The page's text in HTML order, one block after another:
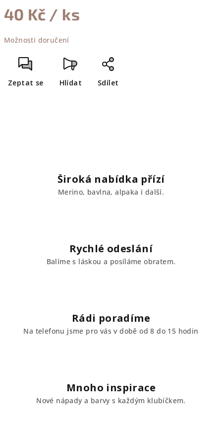
40 Kč / ks
cena:
Možnosti doručení
Zeptat se Hlídat Sdílet
Široká nabídka přízí
Merino, bavlna, alpaka i další.
Rychlé odeslání
Balíme s láskou a posíláme obratem.
Rádi poradíme
Na telefonu jsme pro vás v době od 8 do 15 hodin
Mnoho inspirace
Nové nápady a barvy s každým klubíčkem.